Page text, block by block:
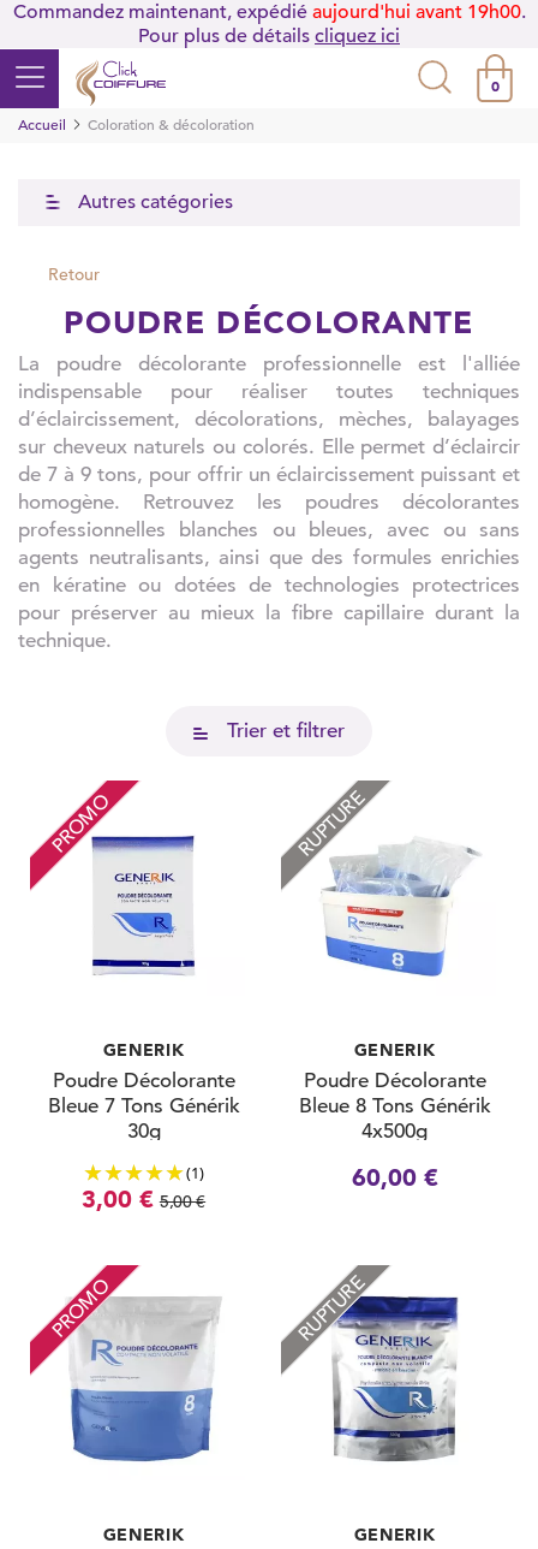
Commandez maintenant, expédié aujourd'hui avant 19h00.
Pour plus de détails cliquez ici
0
Accueil
Coloration & décoloration
Autres catégories
Retour
POUDRE DÉCOLORANTE
La poudre décolorante professionnelle est l'alliée
indispensable pour réaliser toutes techniques
d’éclaircissement, décolorations, mèches, balayages
sur cheveux naturels ou colorés. Elle permet d’éclaircir
de 7 à 9 tons, pour offrir un éclaircissement puissant et
homogène. Retrouvez les poudres décolorantes
professionnelles blanches ou bleues, avec ou sans
agents neutralisants, ainsi que des formules enrichies
en kératine ou dotées de technologies protectrices
pour préserver au mieux la fibre capillaire durant la
technique.
Trier et filtrer
PROMO
GENERIK
Poudre Décolorante
Bleue 7 Tons Générik
30g
(1)
3,00 € 5,00 €
RUPTURE
GENERIK
Poudre Décolorante
Bleue 8 Tons Générik
4x500g
60,00 €
PROMO
GENERIK
RUPTURE
GENERIK